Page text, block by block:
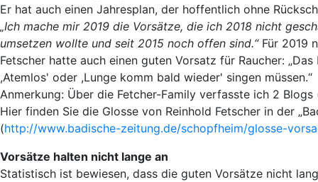
Er hat auch einen Jahresplan, der hoffentlich ohne
„Ich mache mir 2019 die Vorsätze, die ich 2018 nicht
umsetzen wollte und seit 2015 noch offen sind.“Für 2019
Fetscher hatte auch einen guten Vorsatz für Raucher:
,Atemlos' oder ,Lunge komm bald wieder' singen müssen.“
Anmerkung: Über die Fetcher-Family verfasste ich 2 Blogs
Hier finden Sie die Glosse von Reinhold Fetscher in der
(http://www.badische-zeitung.de/schopfheim/glosse-
Vorsätze halten nicht lange an
Statistisch ist bewiesen, dass die guten Vorsätze nicht